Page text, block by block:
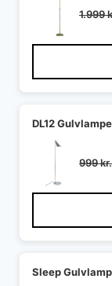
1.999
DL12
999kr.
Sleep